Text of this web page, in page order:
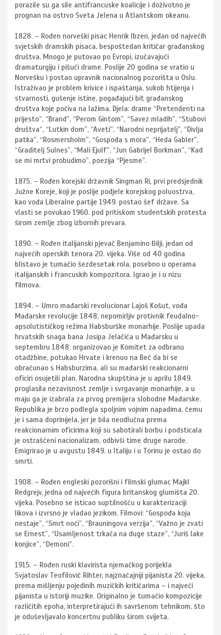
porazile su ga sile antifrancuske koalicije i doživotno je
prognan na ostrvo Sveta Jelena u Atlantskom okeanu.
1828. – Rođen norveški pisac Henrik Ibzen, jedan od najvećih
svjetskih dramskih pisaca, bespoštedan kritičar građanskog
društva. Mnogo je putovao po Evropi, izučavajući
dramaturgiju i pišući drame. Poslije 20 godina se vratio u
Norvešku i postao upravnik nacionalnog pozorišta u Oslu.
Istraživao je problem krivice i ispaštanja, sukob htijenja i
stvarnosti, gušenje istine, pogađajući bit građanskog
društva koje počiva na lažima. Djela: drame “Pretendenti na
prijesto”, “Brand”, “Perom Gintom”, “Savez mladih”, “Stubovi
društva”, “Lutkin dom”, “Aveti”, “Narodni neprijatelj”, “Divlja
patka”, “Rosmersholm”, “Gospođa s mora”, “Heda Gabler”,
“Graditelj Sulnes”, “Mali Ejulf”, “Jun Gabrijel Borkman”, “Kad
se mi mrtvi probudimo”, poezija “Pjesme”.
1875. – Rođen korejski državnik Singman Ri, prvi predsjednik
Južne Koreje, koji je poslije podjele korejskog poluostrva,
kao vođa Liberalne partije 1949. postao šef države. Sa
vlasti se povukao 1960. pod pritiskom studentskih protesta
širom zemlje zbog izbornih prevara.
1890. – Rođen italijanski pjevač Benjamino Đilji, jedan od
najvećih operskih tenora 20. vijeka. Više od 40 godina
blistavo je tumačio šezdesetak rola, posebno u operama
italijanskih i francuskih kompozitora. Igrao je i u nizu
filmova.
1894. – Umro mađarski revolucionar Lajoš Košut, vođa
Mađarske revolucije 1848, nepomirljiv protivnik feudalno-
apsolutističkog režima Habsburške monarhije. Poslije upada
hrvatskih snaga bana Josipa Jelačića u Mađarsku u
septembru 1848. organizovao je Komitet za odbranu
otadžbine, potukao Hrvate i krenuo na Beč da bi se
obračunao s Habsburzima, ali su mađarski reakcionarni
oficiri osujetili plan. Narodna skupština je u aprilu 1849.
proglasila nezavisnost zemlje i svrgavanje monarhije, a u
maju ga je izabrala za prvog premijera slobodne Mađarske.
Republika je brzo podlegla spoljnim vojnim napadima, čemu
je i sama doprinijela, jer je bila neodlučna prema
reakcionarnim oficirima koji su sabotirali borbu i podsticala
je ostrašćeni nacionalizam, odbivši time druge narode.
Emigrirao je u avgustu 1849. u Italiju i u Torinu je ostao do
smrti.
1908. – Rođen engleski pozorišni i filmski glumac Majkl
Redgrejv, jedna od najvećih figura britanskog glumišta 20.
vijeka. Posebno se isticao suptilnošću u karakterizaciji
likova i izvrsno je vladao jezikom. Filmovi: “Gospođa koja
nestaje”, “Smrt noći”, “Brauningova verzija”, “Važno je zvati
se Ernest”, “Usamljenost trkača na duge staze”, “Juriš lake
konjice”, “Demoni”.
1915. – Rođen ruski klavirista njemačkog porijekla
Svjatoslav Teofilovič Rihter, najznačajniji pijanista 20. vijeka,
prema mišljenju pojedinih muzičkih kritičarima – i najveći
pijanista u istoriji muzike. Originalno je tumačio kompozicije
različitih epoha, interpretirajući ih savršenom tehnikom, što
je oduševljavalo koncertnu publiku širom svijeta.